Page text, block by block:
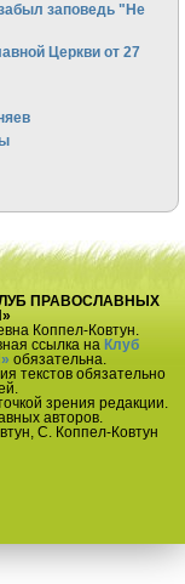
заповедь "Не
Церкви от 27
ПРАВОСЛАВНЫХ
Коппел-Ковтун.
ссылка на Клуб
обязательна.
текстов обязательно
зрения редакции.
авторов.
С. Коппел-Ковтун